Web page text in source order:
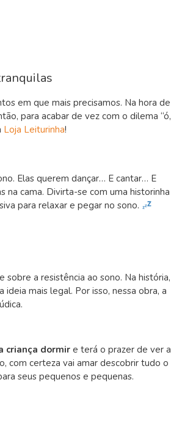
em que mais precisamos. Na hora de
para acabar de vez com o dilema “ó,
Loja Leiturinha!
Elas querem dançar… E cantar… E
na cama. Divirta-se com uma historinha
para relaxar e pegar no sono.
a resistência ao sono. Na história,
mais legal. Por isso, nessa obra, a
criança dormir e terá o prazer de ver a
com certeza vai amar descobrir tudo o
seus pequenos e pequenas.